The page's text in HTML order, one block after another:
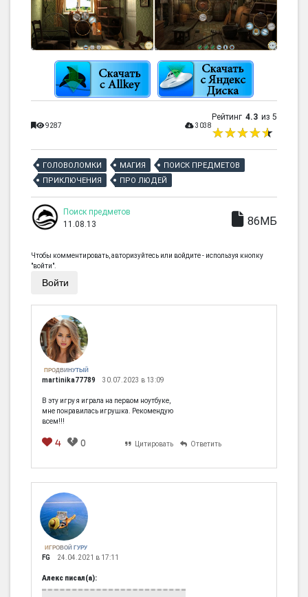
9287 3038
Рейтинг 4.3 из 5
ГОЛОВОЛОМКИ МАГИЯ
ПОИСК ПРЕДМЕТОВ
ПРИКЛЮЧЕНИЯ
ПРО ЛЮДЕЙ
Поиск предметов
11.08.13
86МБ
Чтобы комментировать, авторизуйтесь или войдите - используя кнопку
"войти".
Войти
ПРОДВИНУТЫЙ
martinika77789 30.07.2023 в 13:09
В эту игру я играла на первом ноутбуке,
мне понравилась игрушка. Рекомендую
всем!!!
4 0 Цитировать Ответить
ИГРОВОЙ ГУРУ
FG 24.04.2021 в 17:11
Алекс писал(а):